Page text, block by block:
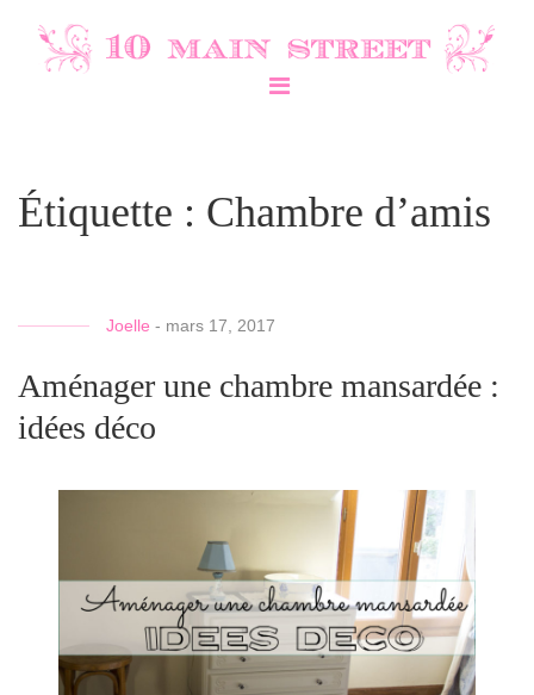
Étiquette : Chambre d’amis
Joelle - mars 17, 2017
Aménager une chambre mansardée :
idées déco